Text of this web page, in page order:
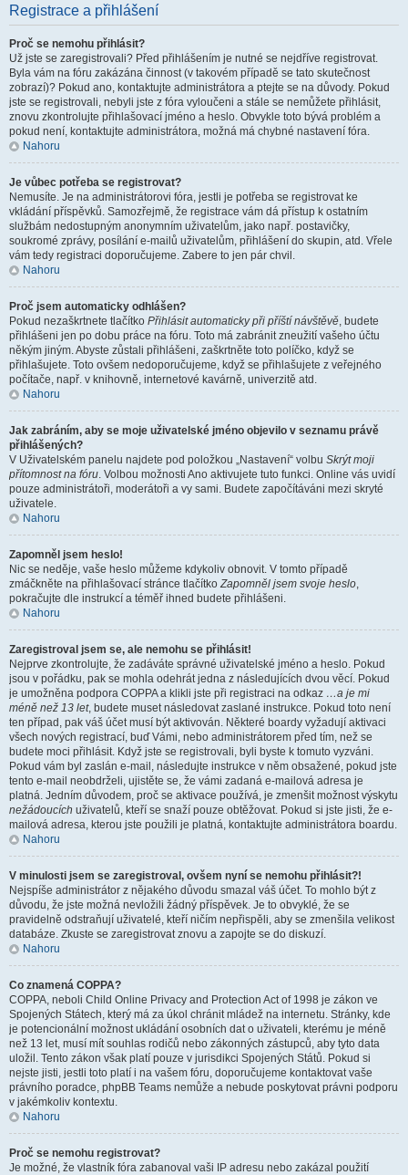
Registrace a přihlášení
Proč se nemohu přihlásit?
Už jste se zaregistrovali? Před přihlášením je nutné se nejdříve registrovat.
Byla vám na fóru zakázána činnost (v takovém případě se tato skutečnost
zobrazí)? Pokud ano, kontaktujte administrátora a ptejte se na důvody. Pokud
jste se registrovali, nebyli jste z fóra vyloučeni a stále se nemůžete přihlásit,
znovu zkontrolujte přihlašovací jméno a heslo. Obvykle toto bývá problém a
pokud není, kontaktujte administrátora, možná má chybné nastavení fóra.
Nahoru
Je vůbec potřeba se registrovat?
Nemusíte. Je na administrátorovi fóra, jestli je potřeba se registrovat ke
vkládání příspěvků. Samozřejmě, že registrace vám dá přístup k ostatním
službám nedostupným anonymním uživatelům, jako např. postavičky,
soukromé zprávy, posílání e-mailů uživatelům, přihlášení do skupin, atd. Vřele
vám tedy registraci doporučujeme. Zabere to jen pár chvil.
Nahoru
Proč jsem automaticky odhlášen?
Pokud nezaškrtnete tlačítko Přihlásit automaticky při příští návštěvě, budete
přihlášeni jen po dobu práce na fóru. Toto má zabránit zneužití vašeho účtu
někým jiným. Abyste zůstali přihlášeni, zaškrtněte toto políčko, když se
přihlašujete. Toto ovšem nedoporučujeme, když se přihlašujete z veřejného
počítače, např. v knihovně, internetové kavárně, univerzitě atd.
Nahoru
Jak zabráním, aby se moje uživatelské jméno objevilo v seznamu právě
přihlášených?
V Uživatelském panelu najdete pod položkou „Nastavení“ volbu Skrýt moji
přítomnost na fóru. Volbou možnosti Ano aktivujete tuto funkci. Online vás uvidí
pouze administrátoři, moderátoři a vy sami. Budete započítáváni mezi skryté
uživatele.
Nahoru
Zapomněl jsem heslo!
Nic se neděje, vaše heslo můžeme kdykoliv obnovit. V tomto případě
zmáčkněte na přihlašovací stránce tlačítkoZapomněl jsem svoje heslo,
pokračujte dle instrukcí a téměř ihned budete přihlášeni.
Nahoru
Zaregistroval jsem se, ale nemohu se přihlásit!
Nejprve zkontrolujte, že zadáváte správné uživatelské jméno a heslo. Pokud
jsou v pořádku, pak se mohla odehrát jedna z následujících dvou věcí. Pokud
je umožněna podpora COPPA a klikli jste při registraci na odkaz …a je mi
méně než 13 let, budete muset následovat zaslané instrukce. Pokud toto není
ten případ, pak váš účet musí být aktivován. Některé boardy vyžadují aktivaci
všech nových registrací, buď Vámi, nebo administrátorem před tím, než se
budete moci přihlásit. Když jste se registrovali, byli byste k tomuto vyzváni.
Pokud vám byl zaslán e-mail, následujte instrukce v něm obsažené, pokud jste
tento e-mail neobdrželi, ujistěte se, že vámi zadaná e-mailová adresa je
platná. Jedním důvodem, proč se aktivace používá, je zmenšit možnost výskytu
nežádoucích uživatelů, kteří se snaží pouze obtěžovat. Pokud si jste jisti, že e-
mailová adresa, kterou jste použili je platná, kontaktujte administrátora boardu.
Nahoru
V minulosti jsem se zaregistroval, ovšem nyní se nemohu přihlásit?!
Nejspíše administrátor z nějakého důvodu smazal váš účet. To mohlo být z
důvodu, že jste možná nevložili žádný příspěvek. Je to obvyklé, že se
pravidelně odstraňují uživatelé, kteří ničím nepřispěli, aby se zmenšila velikost
databáze. Zkuste se zaregistrovat znovu a zapojte se do diskuzí.
Nahoru
Co znamená COPPA?
COPPA, neboli Child Online Privacy and Protection Act of 1998 je zákon ve
Spojených Státech, který má za úkol chránit mládež na internetu. Stránky, kde
je potencionální možnost ukládání osobních dat o uživateli, kterému je méně
než 13 let, musí mít souhlas rodičů nebo zákonných zástupců, aby tyto data
uložil. Tento zákon však platí pouze v jurisdikci Spojených Států. Pokud si
nejste jisti, jestli toto platí i na vašem fóru, doporučujeme kontaktovat vaše
právního poradce, phpBB Teams nemůže a nebude poskytovat právni podporu
v jakémkoliv kontextu.
Nahoru
Proč se nemohu registrovat?
Je možné, že vlastník fóra zabanoval vaši IP adresu nebo zakázal použití